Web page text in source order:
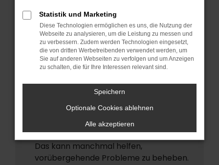
Überprüfe deine Firewall und deine
Internetverbindung.
Laden andere Webseiten, zum Beispiel
deine Suchmaschine?
Prüfe deine Browsererweiterungen.
Manche Erweiterungen, wie
Werbeblocker, können das Laden
bestimmter Seiten verhindern.
Funktioniert die Seite in einem anderen
Browser oder in einem privaten Fenster?
Starte dein Gerät neu.
Das kann manchmal helfen,
vorübergehende Probleme zu beheben.
Statistik und Marketing
Diese Technologien ermöglichen es uns, die Nutzung der
Webseite zu analysieren, um die Leistung zu messen und
zu verbessern. Zudem werden Technologien eingesetzt,
die von dritten Werbetreibenden verwendet werden, um
Sie auf anderen Webseiten zu verfolgen und um Anzeigen
zu schalten, die für Ihre Interessen relevant sind.
Speichern
Optionale Cookies ablehnen
Alle akzeptieren